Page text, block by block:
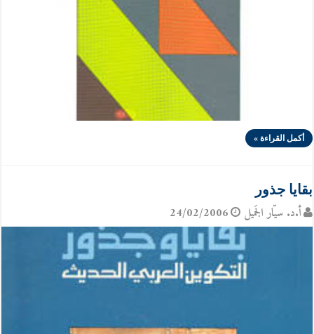
أكمل القراءة »
بقايا جذور
أ.د. سيّار الجَميل 24/02/2006